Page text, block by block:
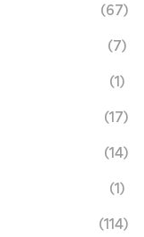
(67)
(7)
(1)
(17)
(14)
(1)
(114)